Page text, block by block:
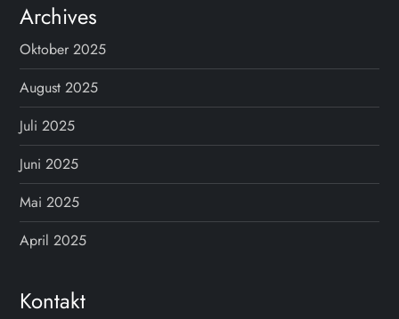
Archives
Oktober 2025
August 2025
Juli 2025
Juni 2025
Mai 2025
April 2025
Kontakt